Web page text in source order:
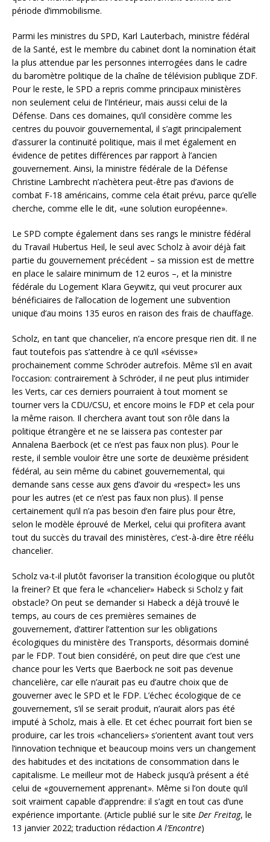
période d’immobilisme.
Parmi les ministres du SPD, Karl Lauterbach, ministre fédéral
de la Santé, est le membre du cabinet dont la nomination était
la plus attendue par les personnes interrogées dans le cadre
du baromètre politique de la chaîne de télévision publique ZDF.
Pour le reste, le SPD a repris comme principaux ministères
non seulement celui de l’Intérieur, mais aussi celui de la
Défense. Dans ces domaines, qu’il considère comme les
centres du pouvoir gouvernemental, il s’agit principalement
d’assurer la continuité politique, mais il met également en
évidence de petites différences par rapport à l’ancien
gouvernement. Ainsi, la ministre fédérale de la Défense
Christine Lambrecht n’achètera peut-être pas d’avions de
combat F-18 américains, comme cela était prévu, parce qu’elle
cherche, comme elle le dit, «une solution européenne».
Le SPD compte également dans ses rangs le ministre fédéral
du Travail Hubertus Heil, le seul avec Scholz à avoir déjà fait
partie du gouvernement précédent – sa mission est de mettre
en place le salaire minimum de 12 euros –, et la ministre
fédérale du Logement Klara Geywitz, qui veut procurer aux
bénéficiaires de l’allocation de logement une subvention
unique d’au moins 135 euros en raison des frais de chauffage.
Scholz, en tant que chancelier, n’a encore presque rien dit. Il ne
faut toutefois pas s’attendre à ce qu’il «sévisse»
prochainement comme Schröder autrefois. Même s’il en avait
l’occasion: contrairement à Schröder, il ne peut plus intimider
les Verts, car ces derniers pourraient à tout moment se
tourner vers la CDU/CSU, et encore moins le FDP et cela pour
la même raison. Il cherchera avant tout son rôle dans la
politique étrangère et ne se laissera pas contester par
Annalena Baerbock (et ce n’est pas faux non plus). Pour le
reste, il semble vouloir être une sorte de deuxième président
fédéral, au sein même du cabinet gouvernemental, qui
demande sans cesse aux gens d’avoir du «respect» les uns
pour les autres (et ce n’est pas faux non plus). Il pense
certainement qu’il n’a pas besoin d’en faire plus pour être,
selon le modèle éprouvé de Merkel, celui qui profitera avant
tout du succès du travail des ministères, c’est-à-dire être réélu
chancelier.
Scholz va-t-il plutôt favoriser la transition écologique ou plutôt
la freiner? Et que fera le «chancelier» Habeck si Scholz y fait
obstacle? On peut se demander si Habeck a déjà trouvé le
temps, au cours de ces premières semaines de
gouvernement, d’attirer l’attention sur les obligations
écologiques du ministère des Transports, désormais dominé
par le FDP. Tout bien considéré, on peut dire que c’est une
chance pour les Verts que Baerbock ne soit pas devenue
chancelière, car elle n’aurait pas eu d’autre choix que de
gouverner avec le SPD et le FDP. L’échec écologique de ce
gouvernement, s’il se serait produit, n’aurait alors pas été
imputé à Scholz, mais à elle. Et cet échec pourrait fort bien se
produire, car les trois «chanceliers» s’orientent avant tout vers
l’innovation technique et beaucoup moins vers un changement
des habitudes et des incitations de consommation dans le
capitalisme. Le meilleur mot de Habeck jusqu’à présent a été
celui de «gouvernement apprenant». Même si l’on doute qu’il
soit vraiment capable d’apprendre: il s’agit en tout cas d’une
expérience importante. (Article publié sur le site Der Freitag, le
13 janvier 2022; traduction rédaction A l’Encontre)